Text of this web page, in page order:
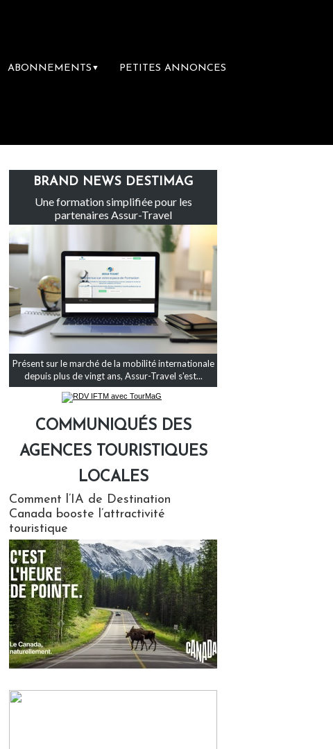
ABONNEMENTS ▼ PETITES ANNONCES
Le groupe Sainte-Claire rachète Eden Tour
BRAND NEWS DESTIMAG
Une formation simplifiée pour les
partenaires Assur-Travel
Présent sur le marché de la mobilité internationale
depuis plus de vingt ans, Assur-Travel s'est...
COMMUNIQUÉS DES
AGENCES TOURISTIQUES
LOCALES
Comment l’IA de Destination
Canada booste l’attractivité
touristique